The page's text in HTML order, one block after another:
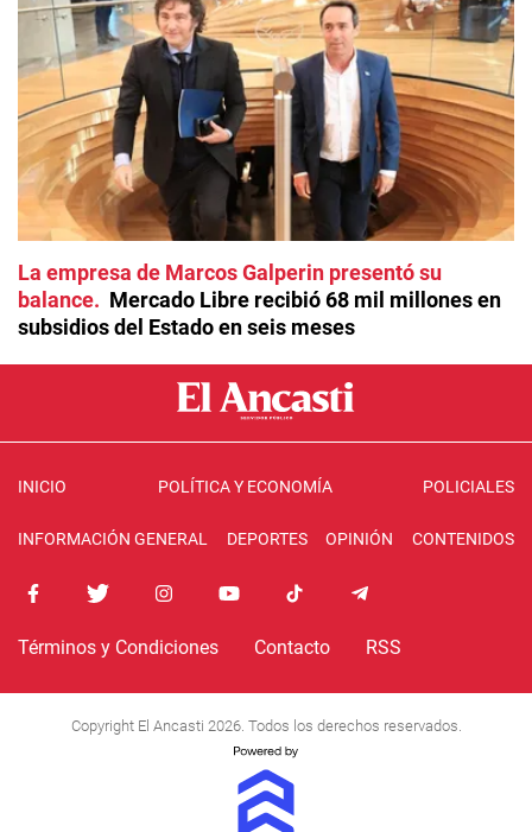
La empresa de Marcos Galperin presentó su
balance
Mercado Libre recibió 68 mil millones en
subsidios del Estado en seis meses
INICIO POLÍTICA Y ECONOMÍA POLICIALES
INFORMACIÓN GENERAL DEPORTES OPINIÓN CONTENIDOS
Términos y Condiciones Contacto RSS
Copyright El Ancasti 2026. Todos los derechos reservados.